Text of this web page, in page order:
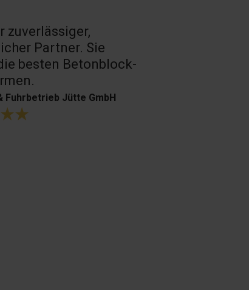
zuverlässiger,
Partner. Sie
besten Betonblock-
Fuhrbetrieb Jütte GmbH